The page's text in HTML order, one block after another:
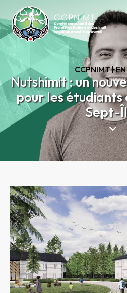
CCPNIMT |
Nutshimit : un
pour les
Sept-